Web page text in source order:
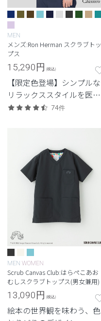
MEN
メンズ:Ron Herman スクラブトッ
プス
15,290円 (税込)
【限定色登場】シンプルな
リラックススタイルを医療
ウェアに落とし込んだロン
74件
MEN WOMEN
Scrub Canvas Club:はらぺこあお
むしスクラブトップス(男女兼用)
13,090円 (税込)
絵本の世界観を味わう、色